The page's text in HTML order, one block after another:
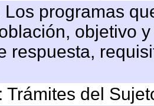
Los programas
objetivo
respuesta,
Trámites del